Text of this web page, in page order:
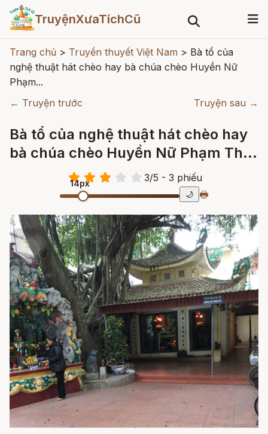
TruyệnXưaTíchCũ
Trang chủ > Truyền thuyết Việt Nam > Bà tổ của
nghệ thuật hát chèo hay bà chúa chèo Huyền Nữ
Phạm...
← Truyện trước
Truyện sau →
Bà tổ của nghệ thuật hát chèo hay
bà chúa chèo Huyền Nữ Phạm Thị
3/5 - 3 phiếu
14px
🌙 🖶